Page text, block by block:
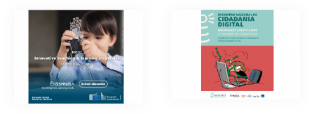
Páginas